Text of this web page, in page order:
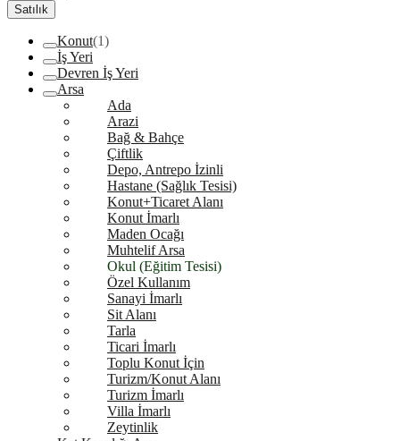
Satılık
Konut(1)
İş Yeri
Devren İş Yeri
Arsa
Ada
Arazi
Bağ & Bahçe
Çiftlik
Depo, Antrepo İzinli
Hastane (Sağlık Tesisi)
Konut+Ticaret Alanı
Konut İmarlı
Maden Ocağı
Muhtelif Arsa
Okul (Eğitim Tesisi)
Özel Kullanım
Sanayi İmarlı
Sit Alanı
Tarla
Ticari İmarlı
Toplu Konut İçin
Turizm/Konut Alanı
Turizm İmarlı
Villa İmarlı
Zeytinlik